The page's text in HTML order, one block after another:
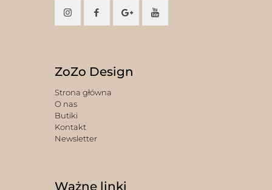
ZoZo Design
Strona główna
O nas
Butiki
Kontakt
Newsletter
Ważne linki